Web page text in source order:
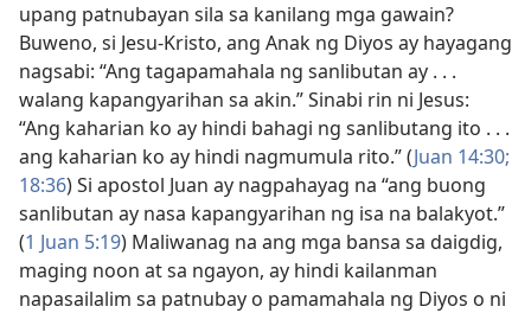
upang patnubayan sila sa kanilang mga gawain?
Buweno, si Jesu-Kristo, ang Anak ng Diyos ay hayagang
nagsabi: “Ang tagapamahala ng sanlibutan ay . . .
walang kapangyarihan sa akin.” Sinabi rin ni Jesus:
“Ang kaharian ko ay hindi bahagi ng sanlibutang ito . . .
ang kaharian ko ay hindi nagmumula rito.” (Juan 14:30;
18:36) Si apostol Juan ay nagpahayag na “ang buong
sanlibutan ay nasa kapangyarihan ng isa na balakyot.”
(1 Juan 5:19) Maliwanag na ang mga bansa sa daigdig,
maging noon at sa ngayon, ay hindi kailanman
napasailalim sa patnubay o pamamahala ng Diyos o ni